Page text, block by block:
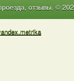
отзывы. ©